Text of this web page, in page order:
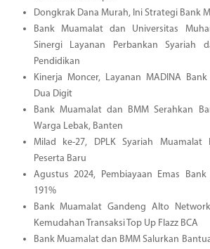
Dongkrak Dana Murah, Ini Strategi Bank
Bank Muamalat dan Universitas
Sinergi Layanan Perbankan Syariah
Pendidikan
Kinerja Moncer, Layanan MADINA
Dua Digit
Bank Muamalat dan BMM Serahkan
Warga Lebak, Banten
Milad ke-27, DPLK Syariah Muamalat
Peserta Baru
Agustus 2024, Pembiayaan Emas
191%
Bank Muamalat Gandeng Alto
Kemudahan Transaksi Top Up Flazz BCA
Bank Muamalat dan BMM Salurkan